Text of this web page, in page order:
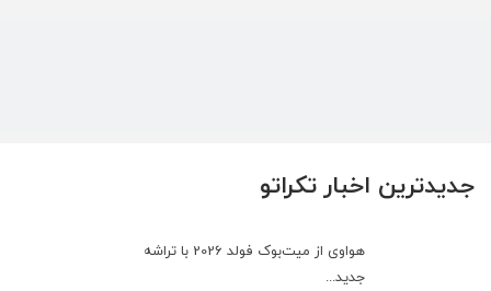
جدیدترین اخبار تکراتو
هواوی از میت‌بوک فولد 2026 با تراشه
جدید...